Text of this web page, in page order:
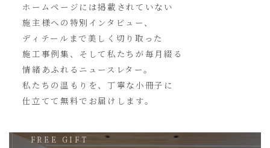
ホームページには掲載されていない
施主様への特別インタビュー、
ディテールまで美しく切り取った
施工事例集、そして私たちが毎月綴る
情緒あふれるニュースレター。
私たちの温もりを、丁寧な小冊子に
仕立てて無料でお届けします。
FREE GIFT